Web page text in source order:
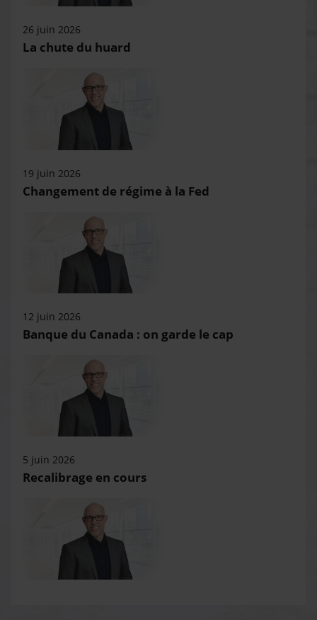
26 juin 2026
La chute du huard
19 juin 2026
Changement de régime à la Fed
12 juin 2026
Banque du Canada : on garde le cap
5 juin 2026
Recalibrage en cours